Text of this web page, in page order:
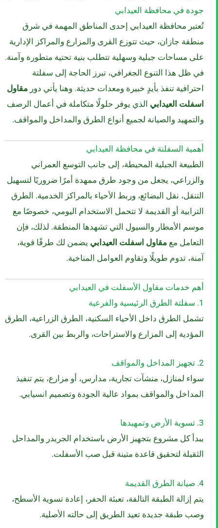
جودة في محافظة العيدابي
تُعتبر محافظة العيدابي إحدى المناطق المهمة في شرق
منطقة جازان، حيث تتوزع القرى والمزارع والمراكز الإدارية
على مساحات جبلية وسهلية تتطلب بنية تحتية متطورة وآمنة.
في ظل هذا التنوع الجغرافي، تبرز الحاجة إلى سفلتة
احترافية تنفذ بأيدٍ خبيرة ومعدات حديثة. وهنا يأتي دور مقاول
اسفلت العيدابي الذي يوفر حلولًا متكاملة في أعمال الرصف
والتمهيد والصيانة لجميع أنواع الطرق والمداخل والمواقف.
أهمية السفلتة في محافظة العيدابي
الطبيعة الجبلية المحيطة، إلى جانب التوسع العمراني
والزراعي، يجعل من وجود طرق ممهدة أمرًا ضروريًا لتسهيل
التنقل، نقل البضائع، وربط الأحياء بالمراكز الخدمية. الطرق
الترابية أو القديمة لا تتحمل الاستخدام اليومي، خصوصًا مع
موسم الأمطار والسيول التي تشهدها المنطقة. لذلك، فإن
التعامل مع مقاول اسفلت العيدابي يضمن لك طرقًا قوية،
آمنة، تدوم طويلًا وتقاوم العوامل المناخية.
أهم خدمات مقاول الأسفلت في العيدابي
1. سفلتة الطرق الرئيسية والفرعية
تشمل الطرق داخل الأحياء السكنية، الطرق الزراعية، الطرق
المؤدية إلى المزارع والاستراحات، والربط بين القرى.
2. تجهيز المداخل والمواقف
سواء لمنازل، منشآت تجارية، مدارس، أو مزارع، يتم تنفيذ
المداخل والمواقف بمواد عالية الجودة وتصميم انسيابي.
3. تسوية الأرض وتمهيدها
يبدأ كل مشروع بتجهيز الأرض باستخدام الجريدر والمداحل
الثقيلة لتحقيق قاعدة متينة قبل صب الأسفلت.
4. صيانة الطرق القديمة
يتم إزالة الطبقة التالفة، تعبئة الحفر، إعادة تسوية الأسطح،
وصب طبقة جديدة تعيد الطريق إلى حالته الأصلية.